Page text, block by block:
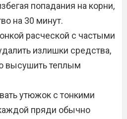
попадания на корни,
на 30 минут.
расческой с частыми
излишки средства,
высушить теплым
утюжок с тонкими
пряди обычно